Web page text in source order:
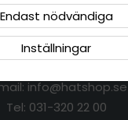
Kontakta oss
info@hatshop.se
Tel: 031-320 22 00
Inställningar
Endast nödvändiga